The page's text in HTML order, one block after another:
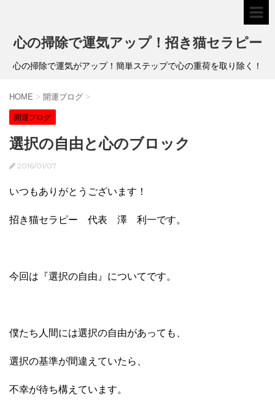
心の掃除で運気アップ！招き猫セラピー
心の掃除で運気がアップ！簡単ステップで心の重荷を取り除く！
HOME > 開運ブログ >
開運ブログ
選択の自由と心のブロック
2016/01/07
いつもありがとうございます！
招き猫セラピー 代表 澤 利一です。
今回は『選択の自由』についてです。
僕たち人間には選択の自由があっても、
選択の基準が間違えていたら、
不幸が待ち構えています。